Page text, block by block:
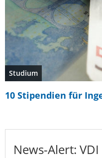
Studium
10 Stipendien für
News-Alert: